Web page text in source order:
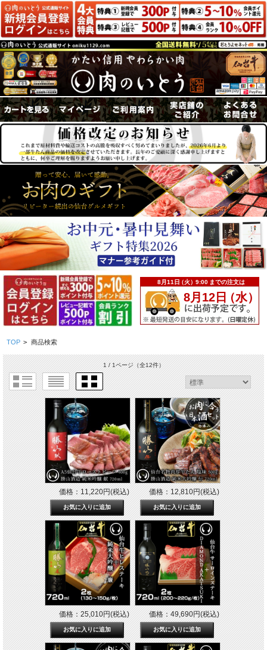
TOP > 商品検索
1 / 1ページ（全12件）
価格：11,220円(税込) 価格：12,810円(税込)
価格：25,010円(税込) 価格：49,690円(税込)